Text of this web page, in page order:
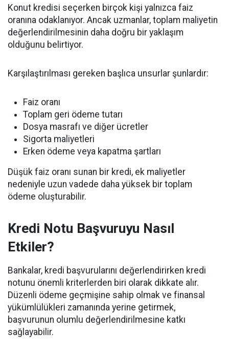
Konut kredisi seçerken birçok kişi yalnızca faiz
oranına odaklanıyor. Ancak uzmanlar, toplam maliyetin
değerlendirilmesinin daha doğru bir yaklaşım
olduğunu belirtiyor.
Karşılaştırılması gereken başlıca unsurlar şunlardır:
Faiz oranı
Toplam geri ödeme tutarı
Dosya masrafı ve diğer ücretler
Sigorta maliyetleri
Erken ödeme veya kapatma şartları
Düşük faiz oranı sunan bir kredi, ek maliyetler
nedeniyle uzun vadede daha yüksek bir toplam
ödeme oluşturabilir.
Kredi Notu Başvuruyu Nasıl
Etkiler?
Bankalar, kredi başvurularını değerlendirirken kredi
notunu önemli kriterlerden biri olarak dikkate alır.
Düzenli ödeme geçmişine sahip olmak ve finansal
yükümlülükleri zamanında yerine getirmek,
başvurunun olumlu değerlendirilmesine katkı
sağlayabilir.